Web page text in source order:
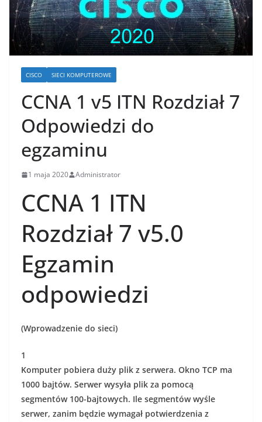
CISCO SIECI KOMPUTEROWE
CCNA 1 v5 ITN Rozdział 7
Odpowiedzi do
egzaminu
1 maja 2020 Administrator
CCNA 1 ITN
Rozdział 7 v5.0
Egzamin
odpowiedzi
(Wprowadzenie do sieci)
1
Komputer pobiera duży plik z serwera. Okno TCP ma
1000 bajtów. Serwer wysyła plik za pomocą
segmentów 100-bajtowych. Ile segmentów wyśle ​​
serwer, zanim będzie wymagał potwierdzenia z